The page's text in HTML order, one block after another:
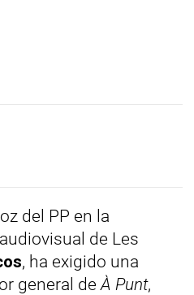
del PP en la
de Les
, ha exigido una
general deÀ Punt,